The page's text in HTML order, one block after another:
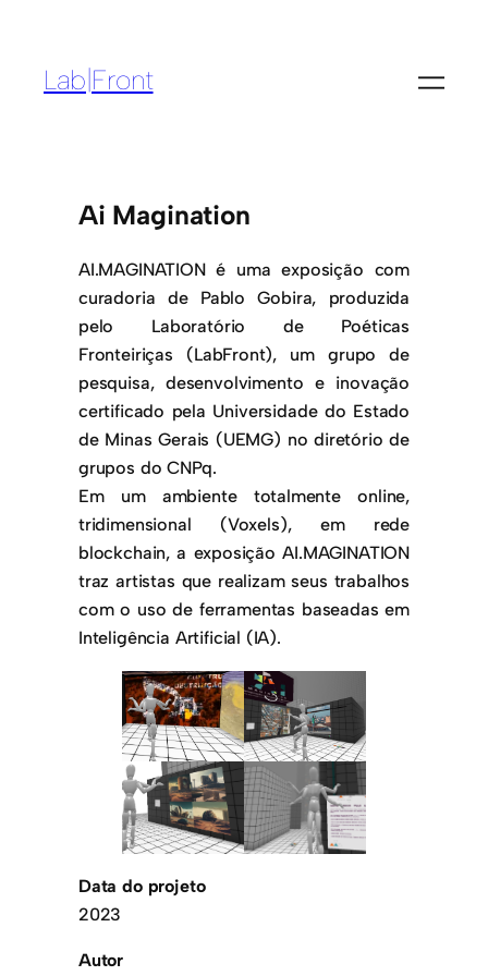
Lab|Front
Ai Magination
AI.MAGINATION é uma exposição com
curadoria de Pablo Gobira, produzida
pelo Laboratório de Poéticas
Fronteiriças (LabFront), um grupo de
pesquisa, desenvolvimento e inovação
certificado pela Universidade do Estado
de Minas Gerais (UEMG) no diretório de
grupos do CNPq.
Em um ambiente totalmente online,
tridimensional (Voxels), em rede
blockchain, a exposição AI.MAGINATION
traz artistas que realizam seus trabalhos
com o uso de ferramentas baseadas em
Inteligência Artificial (IA).
Data do projeto
2023
Autor